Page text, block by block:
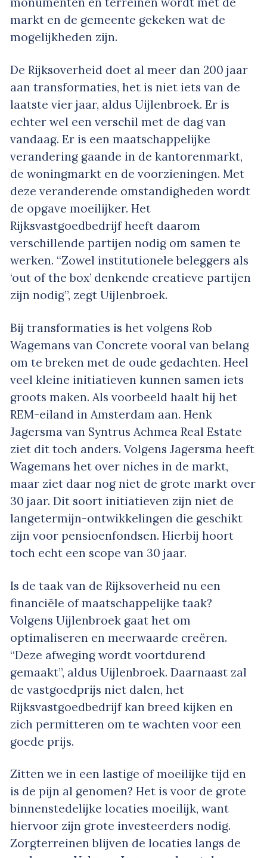
markt en de gemeente gekeken wat de
mogelijkheden zijn.
De Rijksoverheid doet al meer dan 200 jaar
aan transformaties, het is niet iets van de
laatste vier jaar, aldus Uijlenbroek. Er is
echter wel een verschil met de dag van
vandaag. Er is een maatschappelijke
verandering gaande in de kantorenmarkt,
de woningmarkt en de voorzieningen. Met
deze veranderende omstandigheden wordt
de opgave moeilijker. Het
Rijksvastgoedbedrijf heeft daarom
verschillende partijen nodig om samen te
werken. “Zowel institutionele beleggers als
‘out of the box’ denkende creatieve partijen
zijn nodig”, zegt Uijlenbroek.
Bij transformaties is het volgens Rob
Wagemans van Concrete vooral van belang
om te breken met de oude gedachten. Heel
veel kleine initiatieven kunnen samen iets
groots maken. Als voorbeeld haalt hij het
REM-eiland in Amsterdam aan. Henk
Jagersma van Syntrus Achmea Real Estate
ziet dit toch anders. Volgens Jagersma heeft
Wagemans het over niches in de markt,
maar ziet daar nog niet de grote markt over
30 jaar. Dit soort initiatieven zijn niet de
langetermijn-ontwikkelingen die geschikt
zijn voor pensioenfondsen. Hierbij hoort
toch echt een scope van 30 jaar.
Is de taak van de Rijksoverheid nu een
financiële of maatschappelijke taak?
Volgens Uijlenbroek gaat het om
optimaliseren en meerwaarde creëren.
“Deze afweging wordt voortdurend
gemaakt”, aldus Uijlenbroek. Daarnaast zal
de vastgoedprijs niet dalen, het
Rijksvastgoedbedrijf kan breed kijken en
zich permitteren om te wachten voor een
goede prijs.
Zitten we in een lastige of moeilijke tijd en
is de pijn al genomen? Het is voor de grote
binnenstedelijke locaties moeilijk, want
hiervoor zijn grote investeerders nodig.
Zorgterreinen blijven de locaties langs de